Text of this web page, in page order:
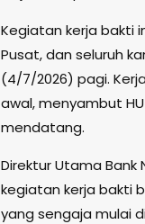
Kegiatan kerja bakti
Pusat, dan seluruh
(4/7/2026) pagi.
awal, menyambut
mendatang.
Direktur Utama Bank
kegiatan kerja bakti
yang sengaja mulai